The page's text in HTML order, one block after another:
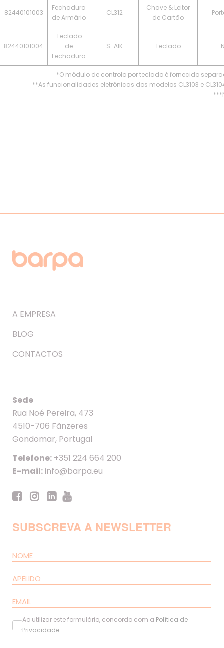
82440101003
Fechadura
de Armário
CL312
Chave & Leitor
de Cartão
82440101004
Teclado
de
Fechadura
S-AIK Teclado
*O módulo de controlo por teclado é fornecido
**As funcionalidades eletrónicas dos modelos CL3103 e
A EMPRESA
BLOG
CONTACTOS
Sede
Rua Noé Pereira, 473
4510-706 Fânzeres
Gondomar, Portugal
Telefone: +351 224 664 200
E-mail:info@barpa.eu
SUBSCREVA A NEWSLETTER
Ao utilizar este formulário, concordo com a Política de
Privacidade.